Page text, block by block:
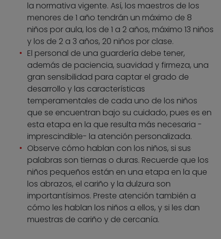
la normativa vigente. Así, los maestros de los
menores de 1 año tendrán un máximo de 8
niños por aula, los de 1 a 2 años, máximo 13 niños
y los de 2 a 3 años, 20 niños por clase.
El personal de una guardería debe tener,
además de paciencia, suavidad y firmeza, una
gran sensibilidad para captar el grado de
desarrollo y las características
temperamentales de cada uno de los niños
que se encuentran bajo su cuidado, pues es en
esta etapa en la que resulta más necesaria -
imprescindible- la atención personalizada.
Observe cómo hablan con los niños, si sus
palabras son tiernas o duras. Recuerde que los
niños pequeños están en una etapa en la que
los abrazos, el cariño y la dulzura son
importantísimos. Preste atención también a
cómo les hablan los niños a ellos, y si les dan
muestras de cariño y de cercanía.